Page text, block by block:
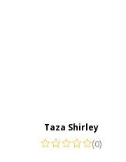
Taza Shirley
(0)